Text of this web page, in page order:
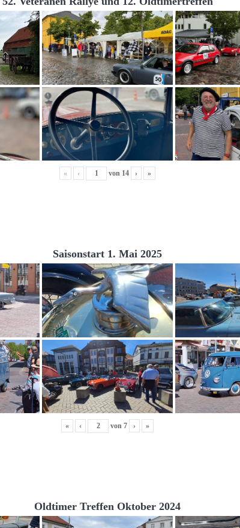
« ‹ von 14 › »
Saisonstart 1. Mai 2025
« ‹ von 7 › »
Oldtimer Treffen Oktober 2024